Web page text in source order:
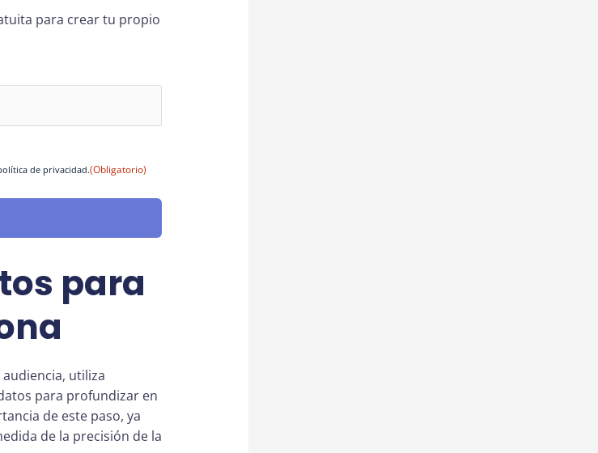
para crear tu propio
de privacidad.(Obligatorio)
para
utiliza
para profundizar en
de este paso, ya
de la precisión de la